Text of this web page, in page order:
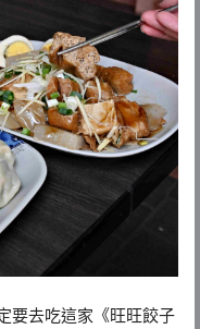
要去吃這家《旺旺餃子